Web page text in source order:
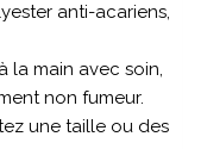
anti-acariens,
la main avec soin,
non fumeur.
une taille ou des